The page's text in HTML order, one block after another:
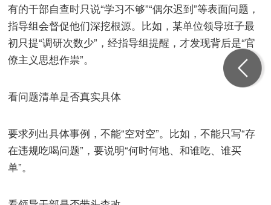
有的干部自查时只说“学习不够”“偶尔迟到”等表面问题，
指导组会督促他们深挖根源。比如，某单位领导班子最
初只提“调研次数少”，经指导组提醒，才发现背后是“官
僚主义思想作祟”。
看问题清单是否真实具体
要求列出具体事例，不能“空对空”。比如，不能只写“存
在违规吃喝问题”，要说明“何时何地、和谁吃、谁买
单”。